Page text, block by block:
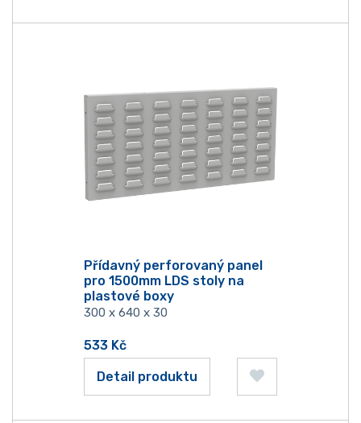
Přídavný perforovaný panel
pro 1500mm LDS stoly na
plastové boxy
300 x 640 x 30
533 Kč
Detail produktu